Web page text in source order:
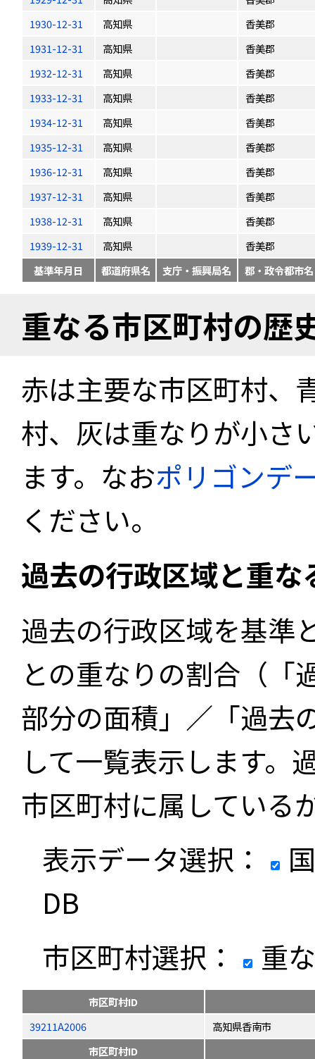
1930-12-31
高知県
香美郡
1931-12-31
高知県
香美郡
1932-12-31
高知県
香美郡
1933-12-31
高知県
香美郡
1934-12-31
高知県
香美郡
1935-12-31
高知県
香美郡
1936-12-31
高知県
香美郡
1937-12-31
高知県
香美郡
1938-12-31
高知県
香美郡
1939-12-31
高知県
香美郡
基準年月日
都道府県名 支庁・振興局名 郡・政令都市名
重なる市区町村の歴
赤は主要な市区町村、
村、灰は重なりが小さ
ます。なおポリゴンデ
ください。
過去の行政区域と重
過去の行政区域を基準
との重なりの割合（「
部分の面積」／「過去
して一覧表示します。
市区町村に属している
表示データ選択：
DB
市区町村選択：
重
市区町村ID
39211A2006
高知県香南市
市区町村ID